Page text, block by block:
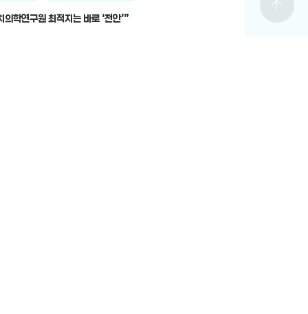
의학연구원 최적지는 바로 ‘천안’”
arrow_upward